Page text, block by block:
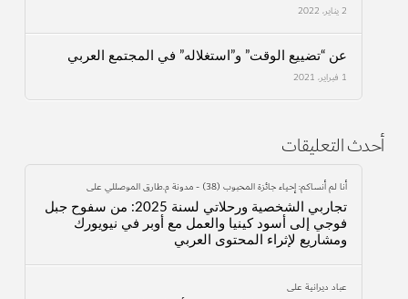
2 يناير، 2022
عن “تضييع الوقت” و”استغلاله” في المجتمع العربي
1 فبراير، 2021
أحدث التعليقات
أنا لم أنساكم: إحياء جائزة المحبوب (38) - مدونة م.طارق الموصللي على
تجاربي الشخصية ورحلاتي لسنة 2025: من سفوح جبل
فوجي إلى أسود كينيا والعمل مع أوبر في نيويورك
ومشاريع لإثراء المحتوى العربي
عباد ديرانيةعلى